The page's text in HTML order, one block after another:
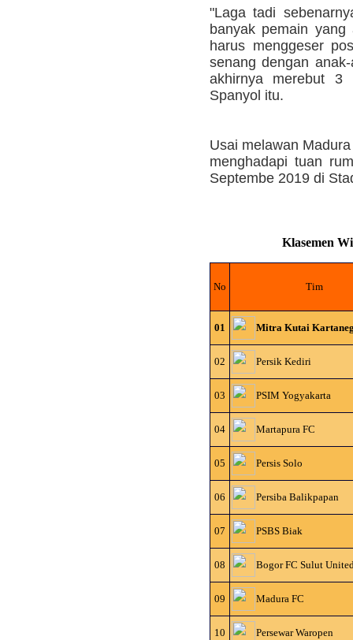
"Laga tadi
banyak pemain
harus menggeser
senang dengan
akhirnya merebut 3
Spanyol itu.
Usai melawan
menghadapi tuan
Septembe 2019 di
Klasemen
No Tim
01 Mitra Kutai
02 Persik Kediri
03 PSIM Yogyakarta
04 Martapura FC
05 Persis Solo
06 Persiba Balikpapan
07 PSBS Biak
08 Bogor FC Sulut
09 Madura FC
10 Persewar Waropen